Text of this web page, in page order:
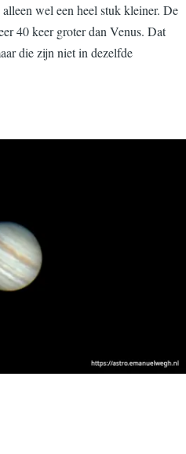
wel een heel stuk kleiner. De
40 keer groter dan Venus. Dat
die zijn niet in dezelfde